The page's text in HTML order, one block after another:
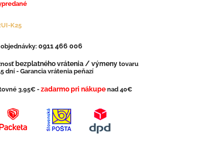
K25
0911 466 006
bezplatného vrátenia / výmeny tovaru
dní - Garancia vrátenia peňazí
3,95€ - zadarmo pri nákupe nad 40€